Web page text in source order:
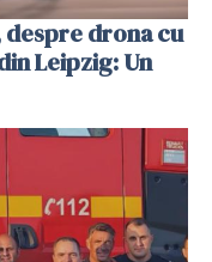
drona cu
Leipzig: Un